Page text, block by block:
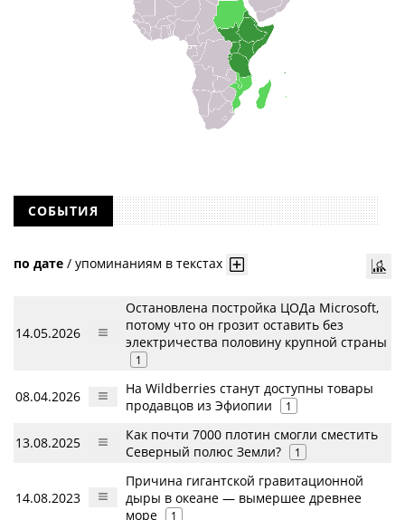
СОБЫТИЯ
по дате / упоминаниям в текстах
14.05.2026
Остановлена постройка ЦОДа Microsoft,
потому что он грозит оставить без
электричества половину крупной страны
1
08.04.2026
На Wildberries станут доступны товары
продавцов из Эфиопии
1
13.08.2025
Как почти 7000 плотин смогли сместить
Северный полюс Земли?
1
14.08.2023
Причина гигантской гравитационной
дыры в океане — вымершее древнее
море
1